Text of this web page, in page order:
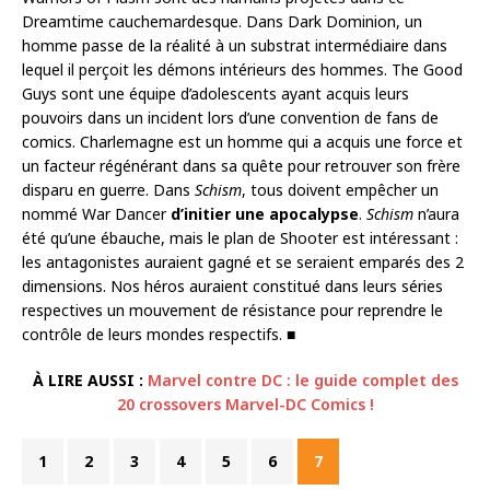
Dreamtime cauchemardesque. Dans Dark Dominion, un
homme passe de la réalité à un substrat intermédiaire dans
lequel il perçoit les démons intérieurs des hommes. The Good
Guys sont une équipe d’adolescents ayant acquis leurs
pouvoirs dans un incident lors d’une convention de fans de
comics. Charlemagne est un homme qui a acquis une force et
un facteur régénérant dans sa quête pour retrouver son frère
disparu en guerre. Dans Schism, tous doivent empêcher un
nommé War Dancer d’initier une apocalypse. Schism n’aura
été qu’une ébauche, mais le plan de Shooter est intéressant :
les antagonistes auraient gagné et se seraient emparés des 2
dimensions. Nos héros auraient constitué dans leurs séries
respectives un mouvement de résistance pour reprendre le
contrôle de leurs mondes respectifs. ■
À LIRE AUSSI : Marvel contre DC : le guide complet des
20 crossovers Marvel-DC Comics !
1 2 3 4 5 6 7